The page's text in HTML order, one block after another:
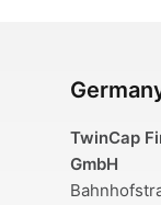
TwinCap
GmbH